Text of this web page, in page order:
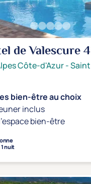
de Valescure
Côte-d'Azur-
bien-être au choix
inclus
bien-être
nuit